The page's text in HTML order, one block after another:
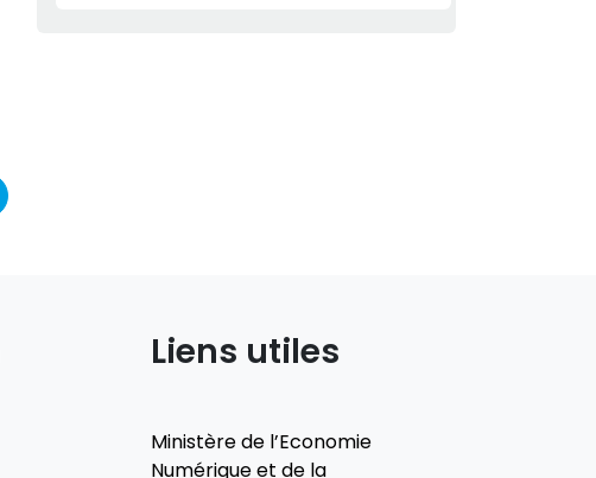
Liens utiles
Ministère de l’Economie
Numérique et de la